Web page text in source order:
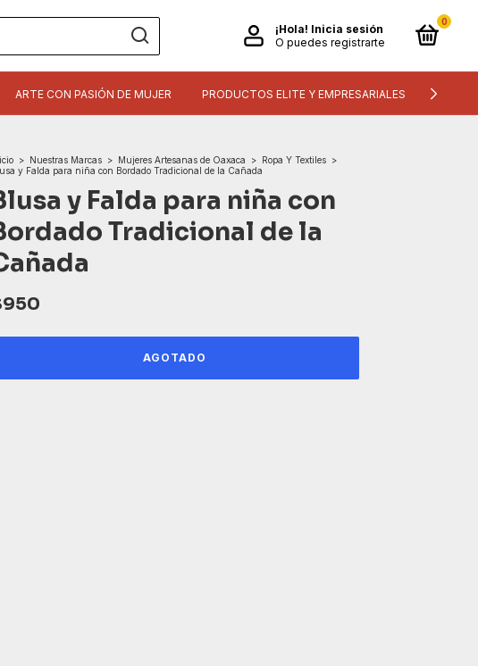
¡Hola! Inicia sesión
O puedes registrarte
0
ARTE CON PASIÓN DE MUJER PRODUCTOS ELITE Y EMPRESARIALES
> Nuestras Marcas > Mujeres Artesanas de Oaxaca > Ropa Y Textiles >
y Falda para niña con Bordado Tradicional de la Cañada
y Falda para niña con
Tradicional de la